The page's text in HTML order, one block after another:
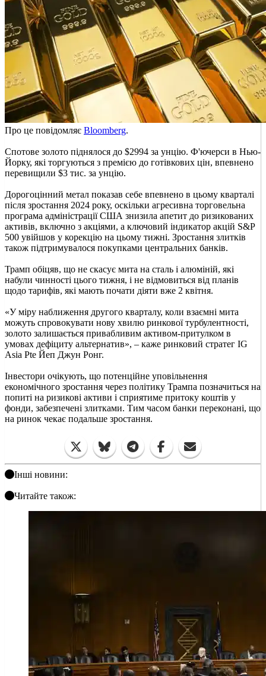
Про це повідомляє Bloomberg.
Спотове золото піднялося до $2994 за унцію. Ф'ючерси в Нью-
Йорку, які торгуються з премією до готівкових цін, впевнено
перевищили $3 тис. за унцію.
Дорогоцінний метал показав себе впевнено в цьому кварталі
після зростання 2024 року, оскільки агресивна торговельна
програма адміністрації США знизила апетит до ризикованих
активів, включно з акціями, а ключовий індикатор акцій S&P
500 увійшов у корекцію на цьому тижні. Зростання злитків
також підтримувалося покупками центральних банків.
Трамп обіцяв, що не скасує мита на сталь і алюміній, які
набули чинності цього тижня, і не відмовиться від планів
щодо тарифів, які мають почати діяти вже 2 квітня.
«У міру наближення другого кварталу, коли взаємні мита
можуть спровокувати нову хвилю ринкової турбулентності,
золото залишається привабливим активом-притулком в
умовах дефіциту альтернатив», – каже ринковий стратег IG
Asia Pte Йеп Джун Ронг.
Інвестори очікують, що потенційне уповільнення
економічного зростання через політику Трампа позначиться на
попиті на ризикові активи і сприятиме притоку коштів у
фонди, забезпечені злитками. Тим часом банки переконані, що
на ринок чекає подальше зростання.
Інші новини:
Читайте також: